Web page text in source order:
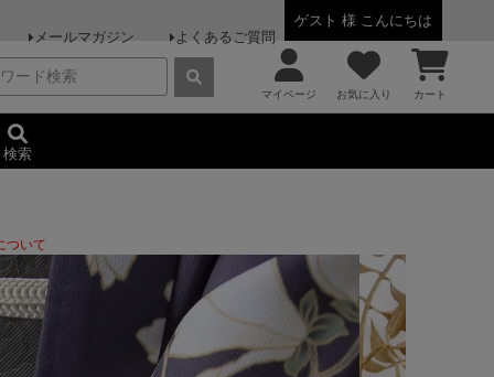
ゲスト 様 こんにちは
メールマガジン
よくあるご質問
マイページ お気に入り カート
検索
ついて